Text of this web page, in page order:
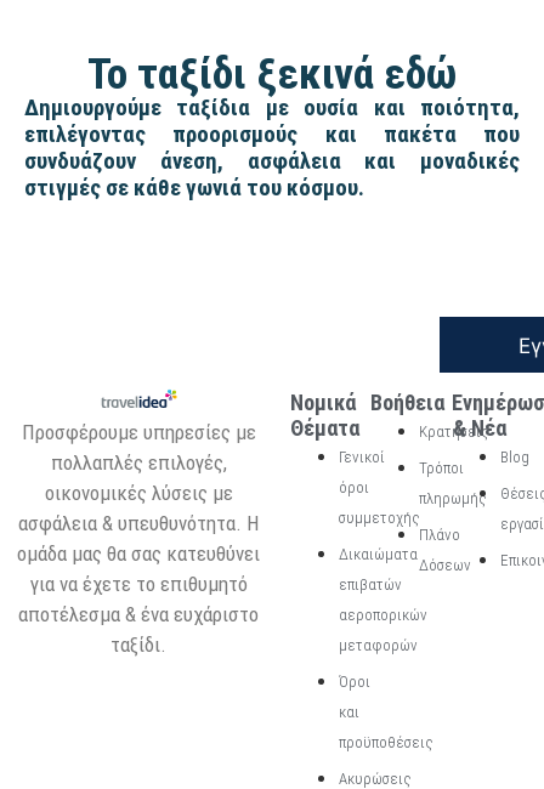
Το ταξίδι ξεκινά εδώ
Δημιουργούμε ταξίδια με ουσία και ποιότητα,
επιλέγοντας προορισμούς και πακέτα που
συνδυάζουν άνεση, ασφάλεια και μοναδικές
στιγμές σε κάθε γωνιά του κόσμου.
Προσφέρουμε υπηρεσίες με
πολλαπλές επιλογές,
οικονομικές λύσεις με
ασφάλεια & υπευθυνότητα. Η
ομάδα μας θα σας κατευθύνει
για να έχετε το επιθυμητό
αποτέλεσμα & ένα ευχάριστο
ταξίδι.
Νομικά
Θέματα
Γενικοί
όροι
συμμετοχής
Δικαιώματα
επιβατών
αεροπορικών
μεταφορών
Όροι
και
προϋποθέσεις
Ακυρώσεις
Βοήθεια
Κρατήσεις
Τρόποι
πληρωμής
Πλάνο
Δόσεων
& Νέα
Blog